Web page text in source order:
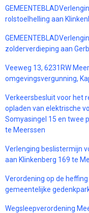
rolstoelhelling aan
zolderverdieping aan
Veeweg 13, 6231RW
omgevingsvergunning,
Verkeersbesluit voor het
opladen van elektrische
Somyasingel 15 en twee
te Meerssen
Verlenging beslistermijn
aan Klinkenberg 169 te
Verordening op de
gemeentelijke
Wegsleepverordening